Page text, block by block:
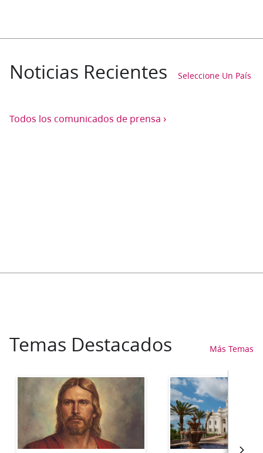
Noticias Recientes Seleccione Un País
Todos los comunicados de prensa ›
Temas Destacados Más Temas